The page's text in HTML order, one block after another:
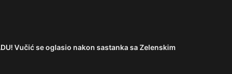
Vučić se oglasio nakon sastanka sa Zelenskim